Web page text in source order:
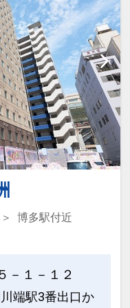
～2027年7月
：DP-2-
博多駅付近
－１－１２
端駅3番出口か